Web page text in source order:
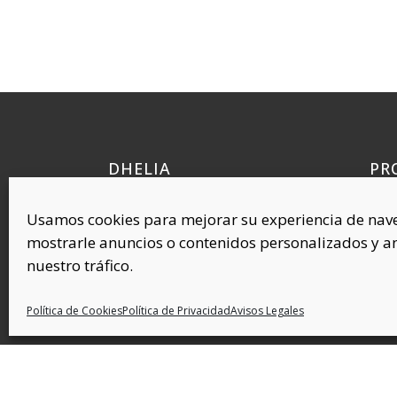
Usamos cookies para mejorar su experiencia de
mostrarle anuncios o contenidos personalizados y
nuestro tráfico.
Política de CookiesPolítica de PrivacidadAvisos Legales
DHELIA
Polígono Industrial Requena, 38
45214 Cedillo del Condado
Toledo (ESPAÑA)